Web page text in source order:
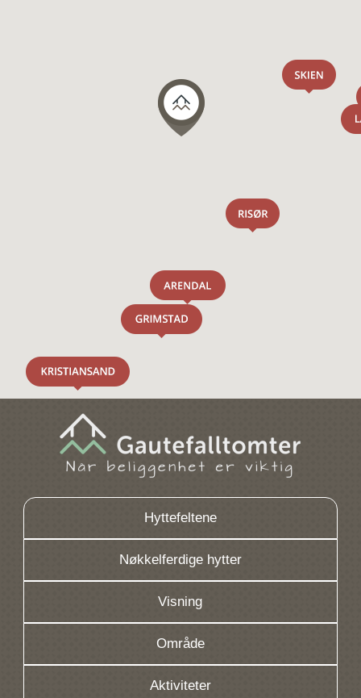
Hyttefeltene
Nøkkelferdige hytter
Visning
Område
Aktiviteter